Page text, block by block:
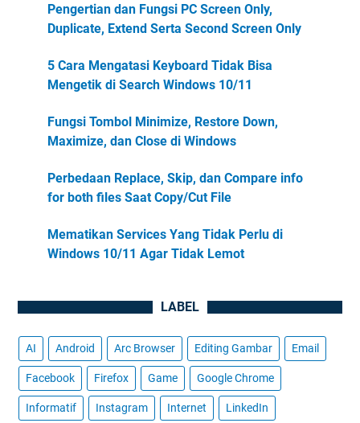
Pengertian dan Fungsi PC Screen Only,
Duplicate, Extend Serta Second Screen Only
5 Cara Mengatasi Keyboard Tidak Bisa
Mengetik di Search Windows 10/11
Fungsi Tombol Minimize, Restore Down,
Maximize, dan Close di Windows
Perbedaan Replace, Skip, dan Compare info
for both files Saat Copy/Cut File
Mematikan Services Yang Tidak Perlu di
Windows 10/11 Agar Tidak Lemot
LABEL
AI Android Arc Browser Editing Gambar Email
Facebook Firefox Game Google Chrome
Informatif Instagram Internet LinkedIn